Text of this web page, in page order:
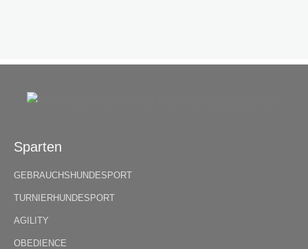
Sparten
GEBRAUCHSHUNDESPORT
TURNIERHUNDESPORT
AGILITY
OBEDIENCE